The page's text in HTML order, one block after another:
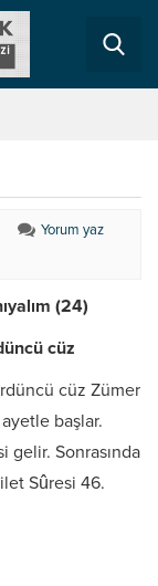
Yorum yaz
(24)
cüz
cüz Zümer
başlar.
gelir. Sonrasında
Sûresi 46.